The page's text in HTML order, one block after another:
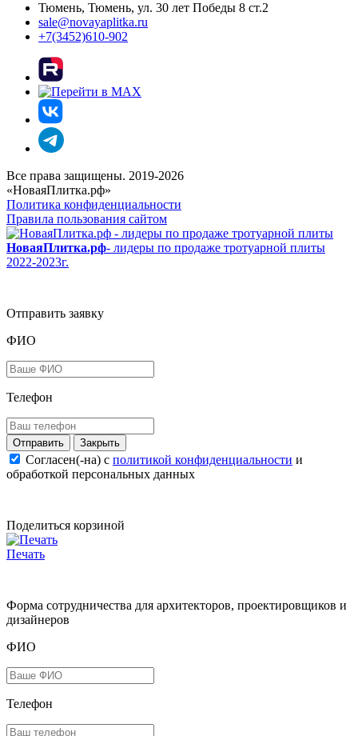
Тюмень, Тюмень, ул. 30 лет Победы 8 ст.2
sale@novayaplitka.ru
+7(3452)610-902
Все права защищены. 2019-2026
«НоваяПлитка.рф»
Политика конфиденциальности
Правила пользования сайтом
НоваяПлитка.рф- лидеры по продаже тротуарной плиты
2022-2023г.
Отправить заявку
ФИО
Телефон
Закрыть
Согласен(-на) c политикой конфиденциальности и
обработкой персональных данных
Поделиться корзиной
Печать
Форма сотрудничества для архитекторов, проектировщиков и
дизайнеров
ФИО
Телефон